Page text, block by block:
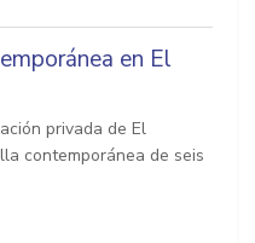
en El
privada de El
contemporánea de seis